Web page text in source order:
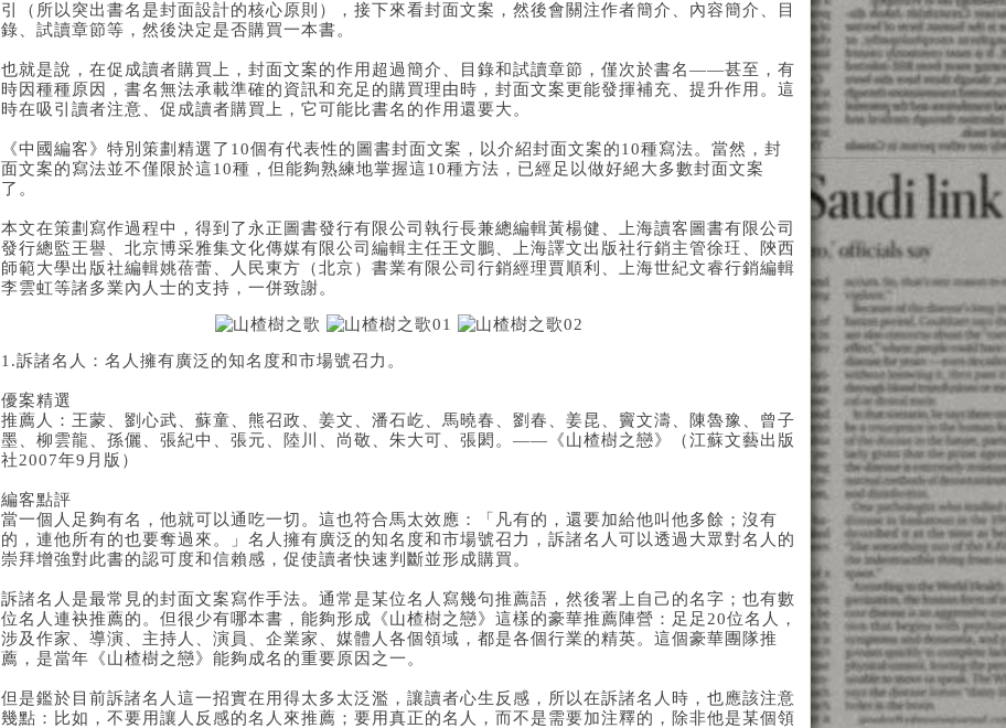
引（所以突出書名是封面設計的核心原則），接下來看封面文案，然後會關注作者簡介、內容簡介、目
錄、試讀章節等，然後決定是否購買一本書。
也就是說，在促成讀者購買上，封面文案的作用超過簡介、目錄和試讀章節，僅次於書名——甚至，有
時因種種原因，書名無法承載準確的資訊和充足的購買理由時，封面文案更能發揮補充、提升作用。這
時在吸引讀者注意、促成讀者購買上，它可能比書名的作用還要大。
《中國編客》特別策劃精選了10個有代表性的圖書封面文案，以介紹封面文案的10種寫法。當然，封
面文案的寫法並不僅限於這10種，但能夠熟練地掌握這10種方法，已經足以做好絕大多數封面文案
了。
本文在策劃寫作過程中，得到了永正圖書發行有限公司執行長兼總編輯黃楊健、上海讀客圖書有限公司
發行總監王譽、北京博采雅集文化傳媒有限公司編輯主任王文鵬、上海譯文出版社行銷主管徐玨、陝西
師範大學出版社編輯姚蓓蕾、人民東方（北京）書業有限公司行銷經理賈順利、上海世紀文睿行銷編輯
李雲虹等諸多業內人士的支持，一併致謝。
1.訴諸名人：名人擁有廣泛的知名度和市場號召力。
優案精選
推薦人：王蒙、劉心武、蘇童、熊召政、姜文、潘石屹、馬曉春、劉春、姜昆、竇文濤、陳魯豫、曾子
墨、柳雲龍、孫儷、張紀中、張元、陸川、尚敬、朱大可、張閎。——《山楂樹之戀》（江蘇文藝出版
社2007年9月版）
編客點評
當一個人足夠有名，他就可以通吃一切。這也符合馬太效應：「凡有的，還要加給他叫他多餘；沒有
的，連他所有的也要奪過來。」名人擁有廣泛的知名度和市場號召力，訴諸名人可以透過大眾對名人的
崇拜增強對此書的認可度和信賴感，促使讀者快速判斷並形成購買。
訴諸名人是最常見的封面文案寫作手法。通常是某位名人寫幾句推薦語，然後署上自己的名字；也有數
位名人連袂推薦的。但很少有哪本書，能夠形成《山楂樹之戀》這樣的豪華推薦陣營：足足20位名人，
涉及作家、導演、主持人、演員、企業家、媒體人各個領域，都是各個行業的精英。這個豪華團隊推
薦，是當年《山楂樹之戀》能夠成名的重要原因之一。
但是鑑於目前訴諸名人這一招實在用得太多太泛濫，讓讀者心生反感，所以在訴諸名人時，也應該注意
幾點：比如，不要用讓人反感的名人來推薦；要用真正的名人，而不是需要加注釋的，除非他是某個領